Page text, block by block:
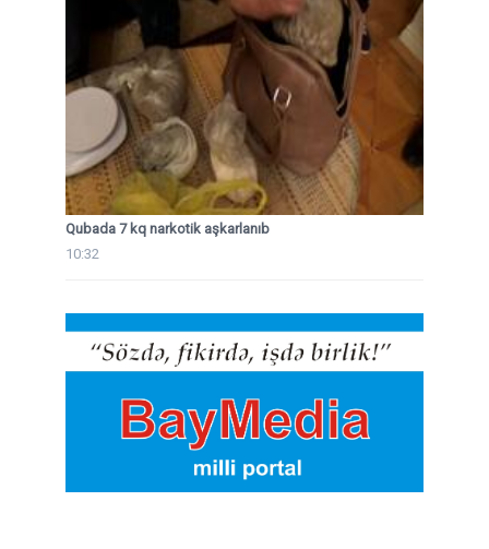
Qubada 7 kq narkotik aşkarlanıb
10:32